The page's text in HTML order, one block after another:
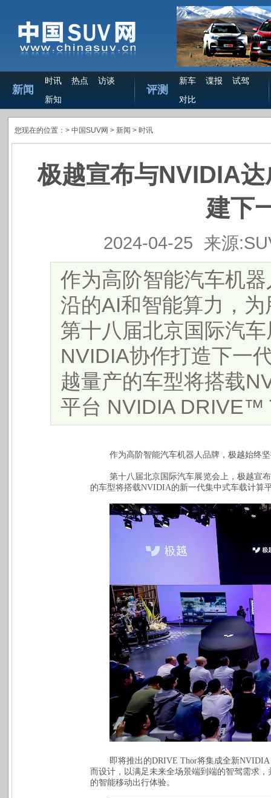
新闻
时讯 热点
访谈
新知
评测
新车 谍报
试驾
对比
您现在的位置：> 中国SUV网 > 新闻 > 时讯
极越宣布与NVIDIA
建下
2024-04-25 来源
作为高阶智能汽车机
沿的AI和智能算力，
第十八届北京国际汽
NVIDIA协作打造下一
越量产的车型将搭载
平台 NVIDIA DRIVE™
作为高阶智能汽车机器人品牌，极越始终
第十八届北京国际汽车展览会上，极越宣
的车型将搭载NVIDIA的新一代集中式车载计算
即将推出的DRIVE Thor将集成全新NVIDIA
而设计，以满足未来全场景端到端的智驾需求
的智能移动出行体验。